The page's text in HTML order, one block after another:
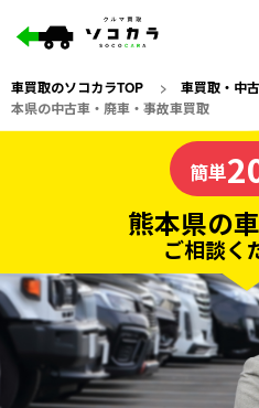
車買取のソコカラTOP > 車買取・中
本県の中古車・廃車・事故車買取
の車買取なら
ソコカラの
簡単
熊本県の
ご相談く
20秒で入